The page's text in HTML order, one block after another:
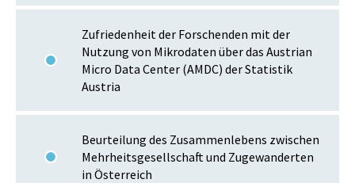
Zufriedenheit der Forschenden mit der
Nutzung von Mikrodaten über das Austrian
Micro Data Center (AMDC) der Statistik
Austria
Beurteilung des Zusammenlebens zwischen
Mehrheitsgesellschaft und Zugewanderten
in Österreich